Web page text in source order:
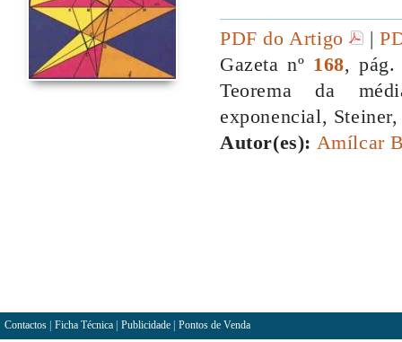
PDF do Artigo |
Gazeta nº 168,
Teorema da
exponencial,
Autor(es): Amílcar
Contactos Ficha Técnica Publicidade Pontos de Venda